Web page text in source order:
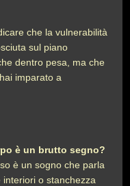
che la vulnerabilità
sul piano
dentro pesa, ma che
imparato a
è un brutto segno?
è un sogno che parla
o stanchezza